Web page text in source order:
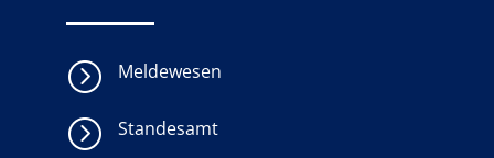
= Meldewesen
= Standesamt